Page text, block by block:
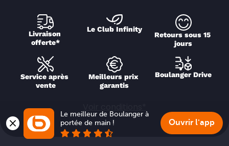
Livraison
offerte*
Le Club Infinity
Retours sous 15
jours
Service après
vente
Meilleurs prix
garantis
Boulanger Drive
Le meilleur de Boulanger à
portée de main !
Ouvrir l'app